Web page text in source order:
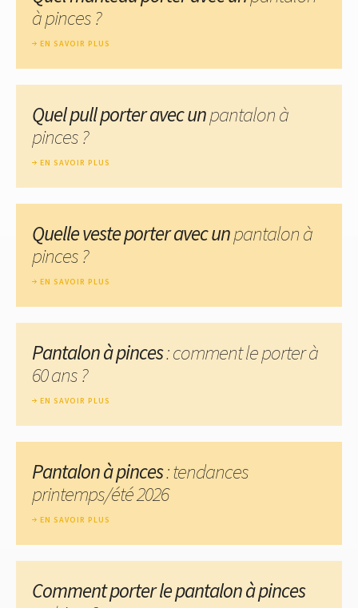
à pinces ?
EN SAVOIR PLUS
Quel pull porter avec unpantalon à
pinces ?
EN SAVOIR PLUS
Quelle veste porter avec unpantalon à
pinces ?
EN SAVOIR PLUS
Pantalon à pinces: comment le porter à
60 ans ?
EN SAVOIR PLUS
Pantalon à pinces: tendances
printemps/été 2026
EN SAVOIR PLUS
Comment porter le pantalon à pinces